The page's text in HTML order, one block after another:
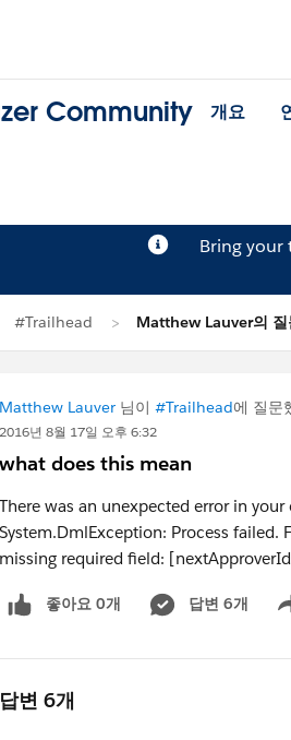
Community 개요
Bring your
#Trailhead Matthew Lauver의 질
Matthew Lauver 님이 #Trailhead에 질문
2016년 8월 17일 오후 6:32
what does this mean
There was an unexpected error in
System.DmlException: Process failed.
missing required field:
좋아요 0개 답변 6개
답변 6개